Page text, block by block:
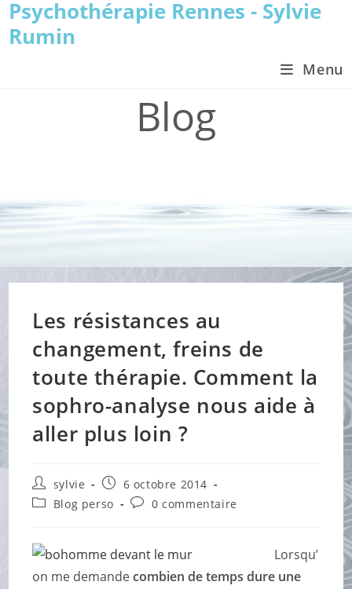
Skip
content
Psychothérapie Rennes - Sylvie
Rumin
Menu
Blog
Les résistances au
changement, freins de
toute thérapie. Comment la
sophro-analyse nous aide à
aller plus loin ?
Auteur/autrice
de
la
sylvie
Publication
publiée :
6 octobre 2014
PostBlog perso
Commentaires
publication :
0 commentaire
Lorsqu’
on me demandecombien de temps dure une